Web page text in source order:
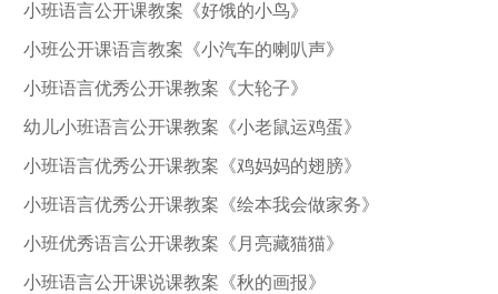
小班语言公开课教案《好饿的小鸟》
小班公开课语言教案《小汽车的喇叭声》
小班语言优秀公开课教案《大轮子》
幼儿小班语言公开课教案《小老鼠运鸡蛋》
小班语言优秀公开课教案《鸡妈妈的翅膀》
小班语言优秀公开课教案《绘本我会做家务》
小班优秀语言公开课教案《月亮藏猫猫》
小班语言公开课说课教案《秋的画报》